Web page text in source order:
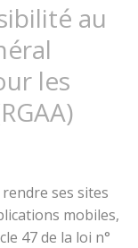
au
les
ses sites
mobiles,
47 de la loi n°